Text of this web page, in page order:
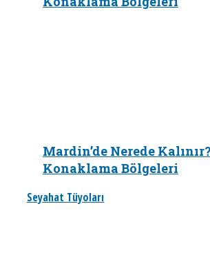
Mardin’de Nerede
Konaklama Bölgeleri
Seyahat Tüyoları